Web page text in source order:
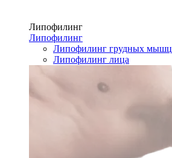
Липофилинг
Липофилинг
Липофилинг грудных мышц
Липофилинг лица